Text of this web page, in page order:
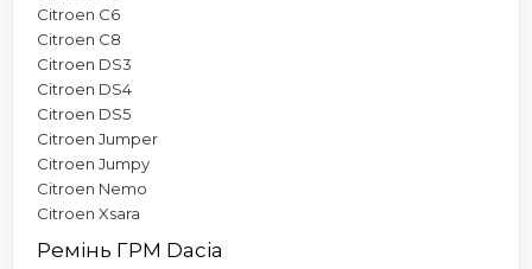
Citroen C6
Citroen C8
Citroen DS3
Citroen DS4
Citroen DS5
Citroen Jumper
Citroen Jumpy
Citroen Nemo
Citroen Xsara
Ремінь ГРМ Dacia